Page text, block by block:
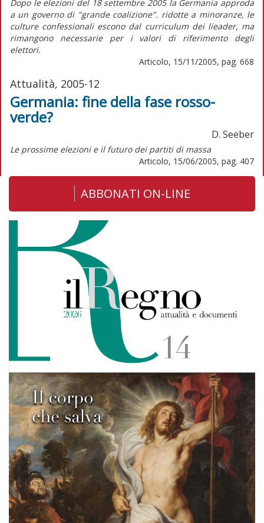
Dopo le elezioni del 18 settembre 2005 la Germania approda
a un governo di "grande coalizione". ridotte a minoranze, le
culture confessionali escono dal curriculum dei lieader, ma
rimangono necessarie per i valori di riferimento degli
elettori.
Articolo, 15/11/2005, pag. 668
Attualità, 2005-12
Germania: fine della fase rosso-
verde?
D. Seeber
Le prossime elezioni e il futuro dei partiti di massa
Articolo, 15/06/2005, pag. 407
ABBONATI ON-LINE